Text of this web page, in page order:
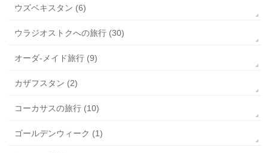
ウズベキスタン (6)
ウラジオストクへの旅行 (30)
オーダ-メイド旅行 (9)
カザフスタン (2)
コーカサスの旅行 (10)
ゴールデンウィーク (1)